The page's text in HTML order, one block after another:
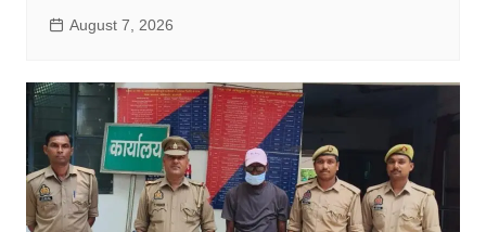
August 7, 2026